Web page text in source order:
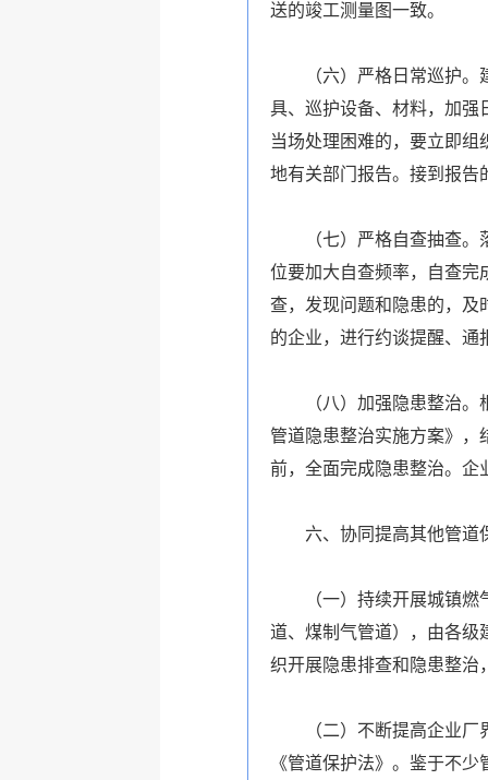
送的竣工测量图一致。
（六）严格日常巡护。建
具、巡护设备、材料，加强
当场处理困难的，要立即
地有关部门报告。接到报告
（七）严格自查抽查。落
位要加大自查频率，自查完
查，发现问题和隐患的，及
的企业，进行约谈提醒、通
（八）加强隐患整治。根
管道隐患整治实施方案》，
前，全面完成隐患整治。企
六、协同提高其他管道
（一）持续开展城镇燃气
道、煤制气管道），由各级
织开展隐患排查和隐患整治
（二）不断提高企业厂界
《管道保护法》。鉴于不